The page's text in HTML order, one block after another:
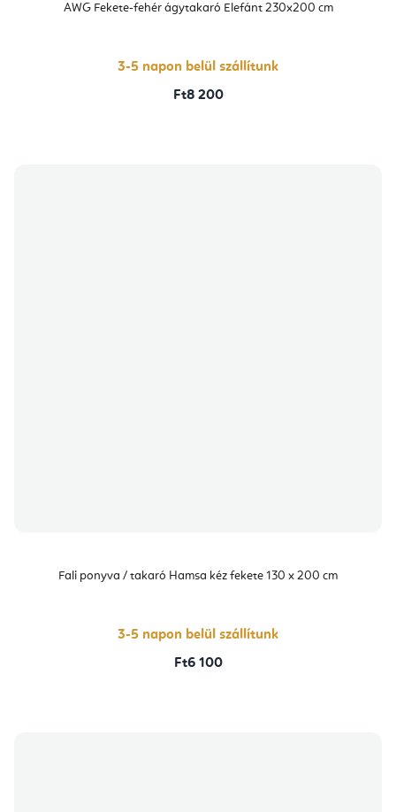
AWG Fekete-fehér ágytakaró Elefánt 230x200 cm
3-5 napon belül szállítunk
Ft8 200
Fali ponyva / takaró Hamsa kéz fekete 130 x 200 cm
3-5 napon belül szállítunk
Ft6 100